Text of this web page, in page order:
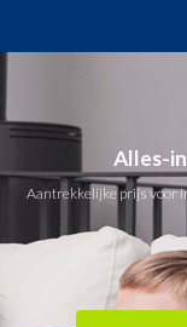
Alles-
Aantrekkelijke prijs voor